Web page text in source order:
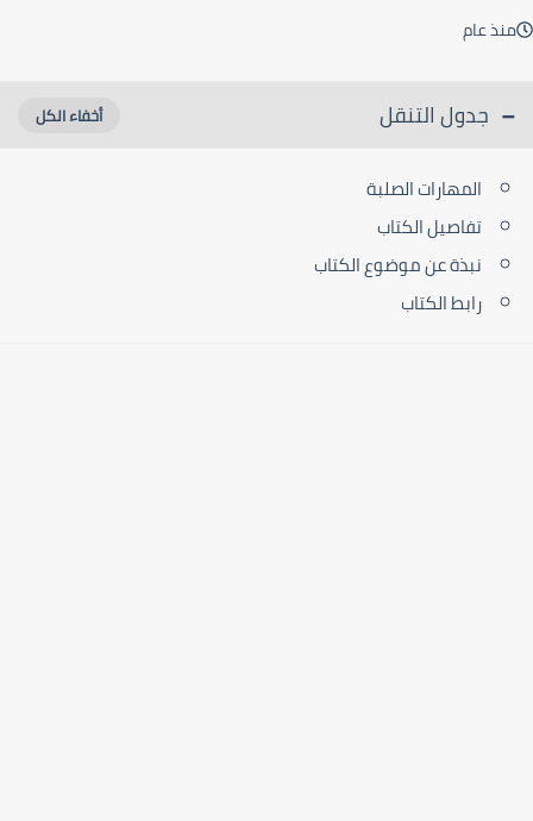
منذ عام
جدول التنقل
المهارات الصلبة
تفاصيل الكتاب
نبذة عن موضوع الكتاب
رابط الكتاب